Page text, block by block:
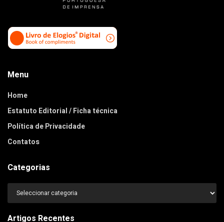
Menu
Home
Estatuto Editorial / Ficha técnica
Política de Privacidade
Contatos
Categorias
Categorias
Artigos Recentes